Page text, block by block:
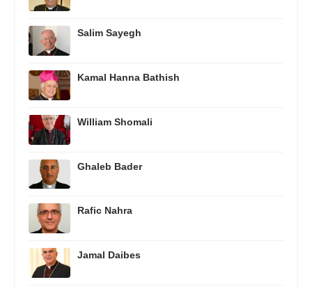
Salim Sayegh
Kamal Hanna Bathish
William Shomali
Ghaleb Bader
Rafic Nahra
Jamal Daibes